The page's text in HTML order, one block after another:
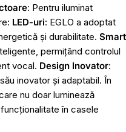
: Pentru iluminat
LED-uri: EGLO a adoptat
și durabilitate. Smart
permițând controlul
vocal. Design Inovator:
inovator și adaptabil. În
nu doar luminează
în casele